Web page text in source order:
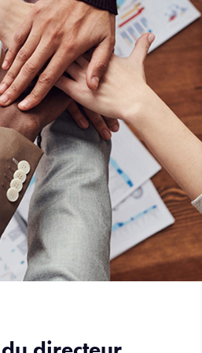
de l’inclusion et du respect de la
écoles de management.